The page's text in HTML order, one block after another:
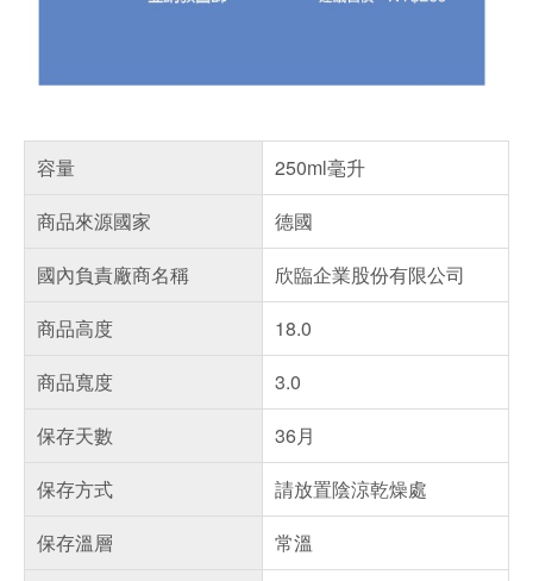
容量
250ml毫升
商品來源國家
德國
國內負責廠商名稱
欣臨企業股份有限公司
商品高度
18.0
商品寬度
3.0
保存天數
36月
保存方式
請放置陰涼乾燥處
保存溫層
常溫